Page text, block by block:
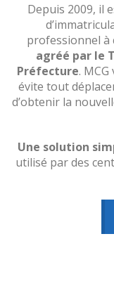
Depuis 2009, il
professionnel à
agréé par le
Préfecture.
évite tout
d’obtenir la
Une solution
utilisé par des